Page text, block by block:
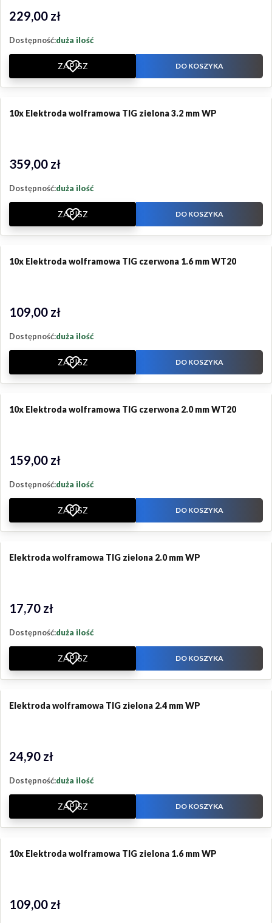
Cena
229,00 zł
Dostępność:duża ilość
ZAPISZ DO KOSZYKA
10x Elektroda wolframowa TIG zielona 3.2 mm WP
Cena
359,00 zł
Dostępność:duża ilość
ZAPISZ DO KOSZYKA
10x Elektroda wolframowa TIG czerwona 1.6 mm WT20
Cena
109,00 zł
Dostępność:duża ilość
ZAPISZ DO KOSZYKA
10x Elektroda wolframowa TIG czerwona 2.0 mm WT20
Cena
159,00 zł
Dostępność:duża ilość
ZAPISZ DO KOSZYKA
Elektroda wolframowa TIG zielona 2.0 mm WP
Cena
17,70 zł
Dostępność:duża ilość
ZAPISZ DO KOSZYKA
Elektroda wolframowa TIG zielona 2.4 mm WP
Cena
24,90 zł
Dostępność:duża ilość
ZAPISZ DO KOSZYKA
10x Elektroda wolframowa TIG zielona 1.6 mm WP
Cena
109,00 zł